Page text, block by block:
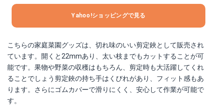
Yahoo!ショッピングで見る
こちらの家庭菜園グッズは、切れ味のいい剪定鋏として販売され
ています。開くと22mmあり、太い枝までもカットすることが可
能です。果物や野菜の収穫はもちろん、剪定時も大活躍してくれ
ることでしょう剪定鋏の持ち手はくびれがあり、フィット感もあ
ります。さらにゴムカバーで滑りにくく、安心して作業が可能で
す。